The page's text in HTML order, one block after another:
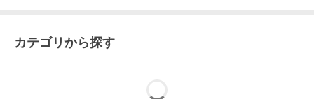
カテゴリから探す